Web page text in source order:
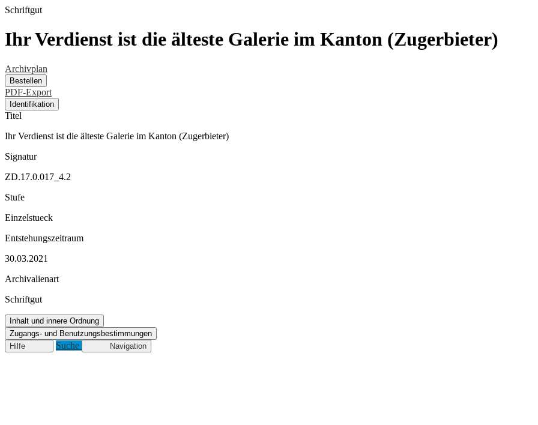
Schriftgut
Ihr Verdienst ist die älteste Galerie im Kanton (Zugerbieter)
Archivplan
Bestellen
PDF-Export
Identifikation
Titel
Ihr Verdienst ist die älteste Galerie im Kanton (Zugerbieter)
Signatur
ZD.17.0.017_4.2
Stufe
Einzelstueck
Entstehungszeitraum
30.03.2021
Archivalienart
Schriftgut
Inhalt und innere Ordnung
Zugangs- und Benutzungsbestimmungen
Hilfe
Suche Navigation